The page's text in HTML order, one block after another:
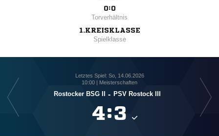
0:0
Torverhältnis
1.KREISKLASSE
Spielklasse
Letztes Spiel: So, 14.06.2026
10:00 | Meisterschaften
Rostocker BSG II - PSV Rostock III
: